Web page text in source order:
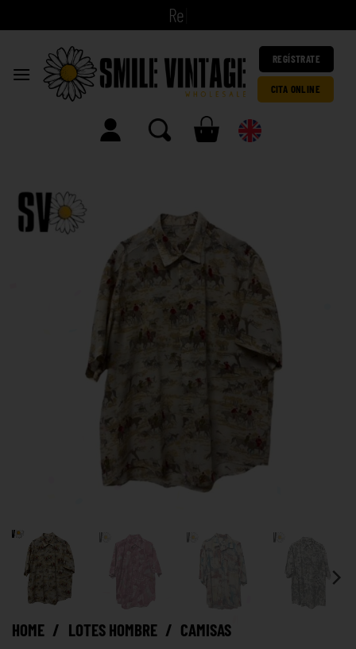
|
REGÍSTRATE
CITA ONLINE
HOME / LOTES HOMBRE / CAMISAS